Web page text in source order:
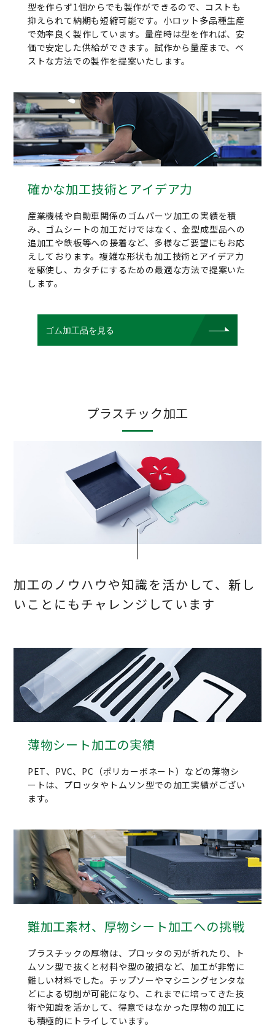
型を作らず1個からでも製作ができるので、コストも
抑えられて納期も短縮可能です。小ロット多品種生産
で効率良く製作しています。量産時は型を作れば、安
価で安定した供給ができます。試作から量産まで、ベ
ストな方法での製作を提案いたします。
確かな加工技術とアイデア力
産業機械や自動車関係のゴムパーツ加工の実績を積
み、ゴムシートの加工だけではなく、金型成型品への
追加工や鉄板等への接着など、多様なご要望にもお応
えしております。複雑な形状も加工技術とアイデア力
を駆使し、カタチにするための最適な方法で提案いた
します。
ゴム加工品を見る
プラスチック加工
加工のノウハウや知識を活かして、新し
いことにもチャレンジしています
薄物シート加工の実績
PET、PVC、PC（ポリカーボネート）などの薄物シ
ートは、プロッタやトムソン型での加工実績がござい
ます。
難加工素材、厚物シート加工への挑戦
プラスチックの厚物は、プロッタの刃が折れたり、ト
ムソン型で抜くと材料や型の破損など、加工が非常に
難しい材料でした。チップソーやマシニングセンタな
どによる切削が可能になり、これまでに培ってきた技
術や知識を活かして、得意ではなかった厚物の加工に
も積極的にトライしています。